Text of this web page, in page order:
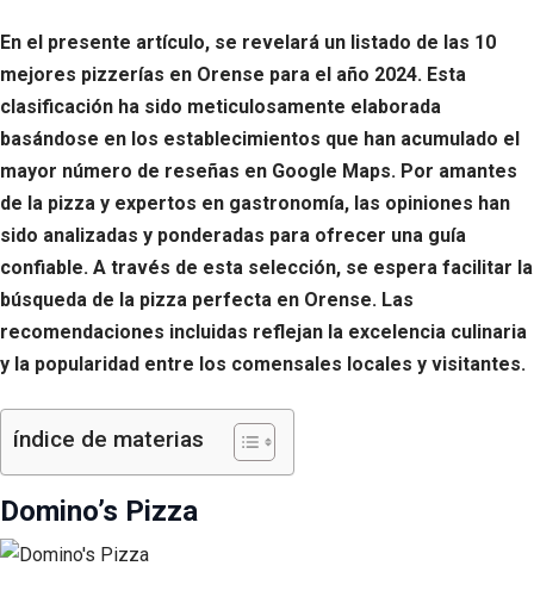
En el presente artículo, se revelará un listado de las 10
mejores pizzerías en Orense para el año 2024. Esta
clasificación ha sido meticulosamente elaborada
basándose en los establecimientos que han acumulado el
mayor número de reseñas en Google Maps. Por amantes
de la pizza y expertos en gastronomía, las opiniones han
sido analizadas y ponderadas para ofrecer una guía
confiable. A través de esta selección, se espera facilitar la
búsqueda de la pizza perfecta en Orense. Las
recomendaciones incluidas reflejan la excelencia culinaria
y la popularidad entre los comensales locales y visitantes.
índice de materias
Domino’s Pizza